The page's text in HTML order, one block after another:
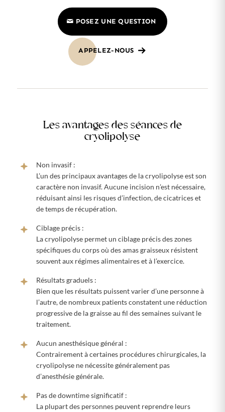
POSEZ UNE QUESTION
APPELEZ-NOUS
Les avantages des séances de
cryolipolyse
Non invasif :
L’un des principaux avantages de la cryolipolyse est son
caractère non invasif. Aucune incision n’est nécessaire,
réduisant ainsi les risques d’infection, de cicatrices et
de temps de récupération.
Ciblage précis :
La cryolipolyse permet un ciblage précis des zones
spécifiques du corps où des amas graisseux résistent
souvent aux régimes alimentaires et à l’exercice.
Résultats graduels :
Bien que les résultats puissent varier d’une personne à
l’autre, de nombreux patients constatent une réduction
progressive de la graisse au fil des semaines suivant le
traitement.
Aucun anesthésique général :
Contrairement à certaines procédures chirurgicales, la
cryolipolyse ne nécessite généralement pas
d’anesthésie générale.
Pas de downtime significatif :
La plupart des personnes peuvent reprendre leurs